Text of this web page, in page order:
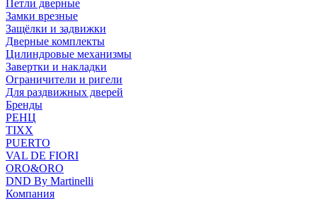
Петли дверные
Замки врезные
Защёлки и задвижки
Дверные комплекты
Цилиндровые механизмы
Завертки и накладки
Ограничители и ригели
Для раздвижных дверей
Бренды
РЕНЦ
TIXX
PUERTO
VAL DE FIORI
ORO&ORO
DND By Martinelli
Компания